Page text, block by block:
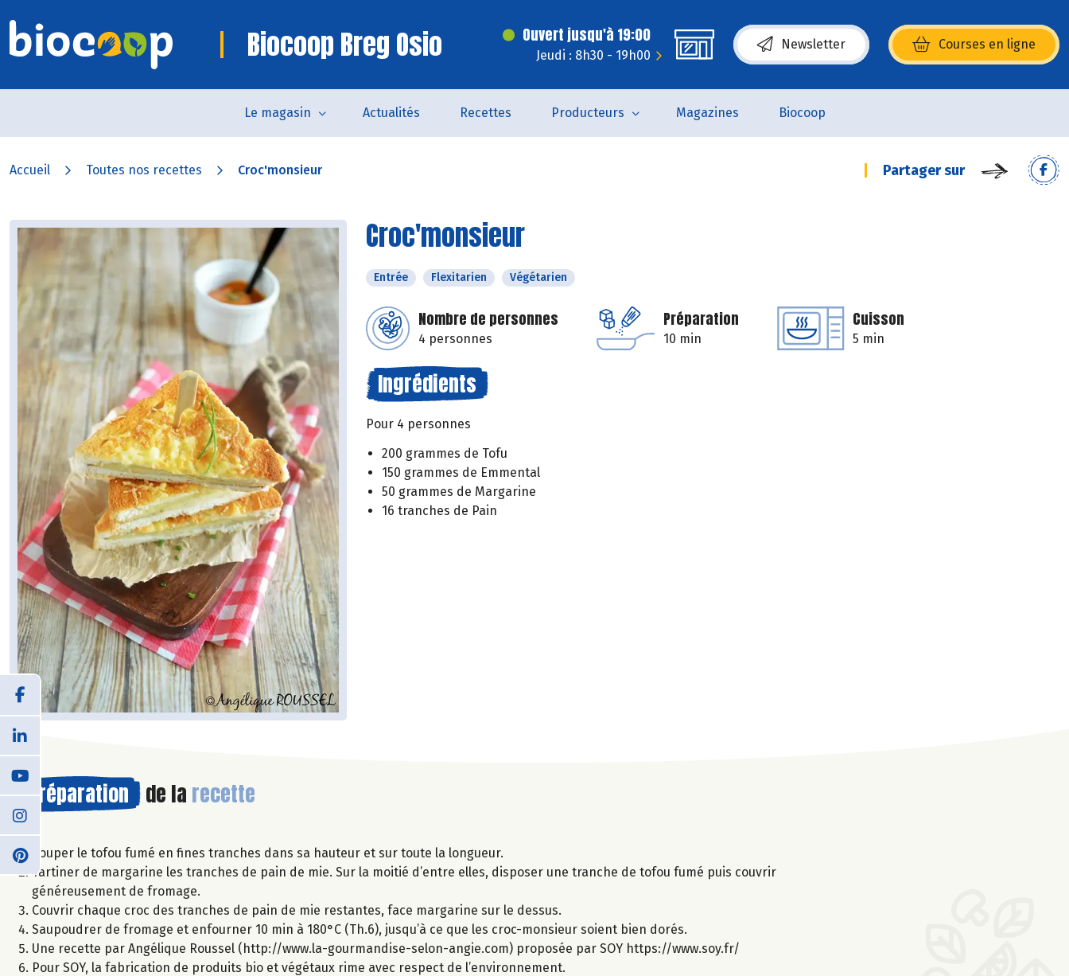
Biocoop Breg Osio Ouvert jusqu'à 19:00
Jeudi : 8h30 - 19h00
Newsletter Courses en ligne
(s’ouvre dans une nouvelle fenêtre)
Le magasin Actualités Recettes Producteurs Magazines Biocoop
Accueil Toutes nos recettes Croc'monsieur Partager sur
Croc'monsieur
Entrée Flexitarien Végétarien
Nombre de personnes
4 personnes
Préparation
10 min
Cuisson
5 min
Ingrédients
Pour 4 personnes
200 grammes de Tofu
150 grammes de Emmental
50 grammes de Margarine
16 tranches de Pain
Préparation de la recette
Couper le tofou fumé en fines tranches dans sa hauteur et sur toute la longueur.
Tartiner de margarine les tranches de pain de mie. Sur la moitié d’entre elles, disposer une tranche de tofou fumé puis couvrir
généreusement de fromage.
Couvrir chaque croc des tranches de pain de mie restantes, face margarine sur le dessus.
Saupoudrer de fromage et enfourner 10 min à 180°C (Th.6), jusqu’à ce que les croc-monsieur soient bien dorés.
Une recette par Angélique Roussel (http://www.la-gourmandise-selon-angie.com) proposée par SOY https://www.soy.fr/
Pour SOY, la fabrication de produits bio et végétaux rime avec respect de l’environnement.